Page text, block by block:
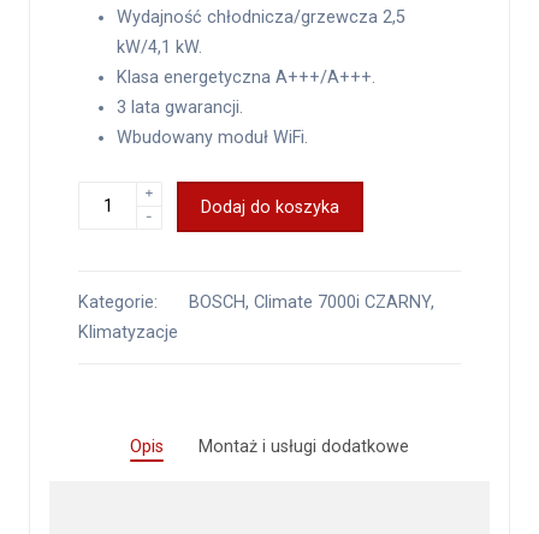
Wydajność chłodnicza/grzewcza 2,5
kW/4,1 kW.
Klasa energetyczna A+++/A+++.
3 lata gwarancji.
Wbudowany moduł WiFi.
-
+
Dodaj do koszyka
Kategorie: BOSCH, Climate 7000i CZARNY,
Klimatyzacje
Opis Montaż i usługi dodatkowe